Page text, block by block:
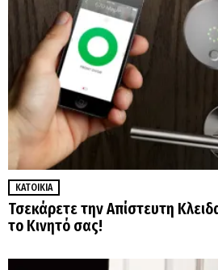
ΚΑΤΟΙΚΊΑ
Τσεκάρετε την Απίστευτη
το Κινητό σας!